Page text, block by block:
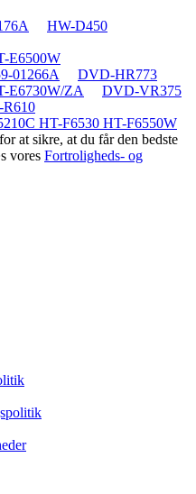
HW-D450
E6500W
01266A
DVD-HR773
E6730W/ZA
DVD-VR375
R610
HT-F6530 HT-F6550W
at sikre, at du får den bedste
vores Fortroligheds- og